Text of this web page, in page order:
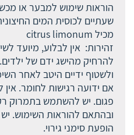
שעתיים לכוסית המים
מכיל citrus limonum
זהירות: אין לבלוע, מיועד
להרחיק מהישג ידם של
ולשטוף ידיים היטב לאחר
אם ידועה רגישות לחומר.
פגום. יש להשתמש בתמרוק
ובהתאם להוראות השימוש.
הופעת סימני גירוי.